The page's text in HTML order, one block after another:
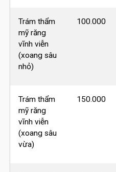
Trám thẩm
mỹ răng
vĩnh viễn
(xoang sâu
nhỏ)
100.000
Trám thẩm
mỹ răng
vĩnh viễn
(xoang sâu
vừa)
150.000